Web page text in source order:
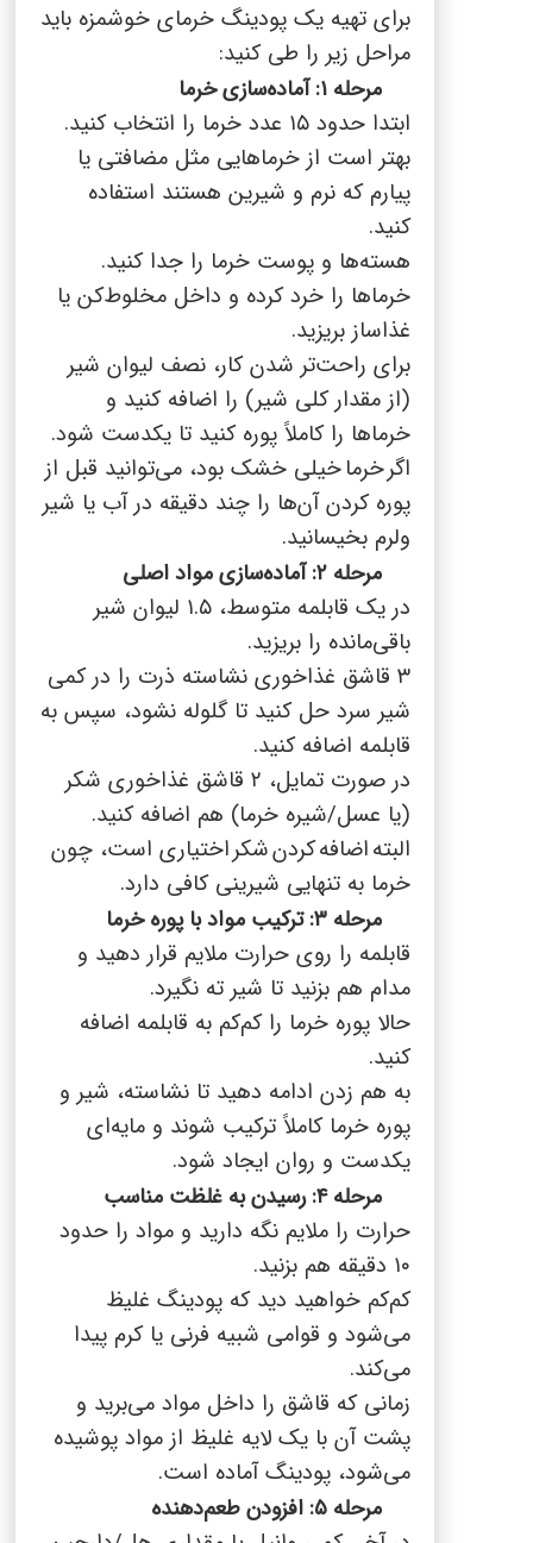
برای تهیه یک پودینگ خرمای خوشمزه باید
مراحل زیر را طی کنید:
مرحله ۱: آماده‌سازی خرما
ابتدا حدود۱۵ عدد خرما را انتخاب کنید.
بهتر است از خرماهایی مثل مضافتی یا
پیارم که نرم و شیرین هستند استفاده
کنید.
هسته‌ها و پوست خرما را جدا کنید.
خرماها را خرد کرده و داخل مخلوط‌کن یا
غذاساز بریزید.
برای راحت‌تر شدن کار، نصف لیوان شیر
(از مقدار کلی شیر) را اضافه کنید و
خرماها را کاملاً پوره کنید تا یکدست شود.
اگرخرماخیلی خشک بود، می‌توانید قبل از
پوره کردن آن‌ها را چند دقیقه در آب یا شیر
ولرم بخیسانید.
مرحله ۲: آماده‌سازی مواد اصلی
در یک قابلمه متوسط،۱.۵ لیوان شیر
باقی‌مانده را بریزید.
۳ قاشق غذاخوری نشاسته ذرت را در کمی
شیر سرد حل کنید تا گلوله نشود، سپس به
قابلمه اضافه کنید.
در صورت تمایل، ۲ قاشق غذاخوری شکر
(یا عسل/شیره خرما) هم اضافه کنید.
البتهاضافهکردنشکراختیاری است، چون
خرما به تنهایی شیرینی کافی دارد.
مرحله ۳: ترکیب مواد با پوره خرما
قابلمه را روی حرارت ملایم قرار دهید و
مدام هم بزنید تا شیر ته نگیرد.
حالا پوره خرما را کم‌کم به قابلمه اضافه
کنید.
به هم زدن ادامه دهید تا نشاسته، شیر و
پوره خرما کاملاً ترکیب شوند و مایه‌ای
یکدست و روان ایجاد شود.
مرحله ۴: رسیدن به غلظت مناسب
حرارت را ملایم نگه دارید و مواد را حدود
۱۰ دقیقه هم بزنید.
کم‌کم خواهید دید که پودینگ غلیظ
می‌شود و قوامی شبیه فرنی یا کرم پیدا
می‌کند.
زمانی که قاشق را داخل مواد می‌برید و
پشت آن با یک لایه غلیظ از مواد پوشیده
می‌شود، پودینگ آماده است.
مرحله ۵: افزودن طعم‌دهنده